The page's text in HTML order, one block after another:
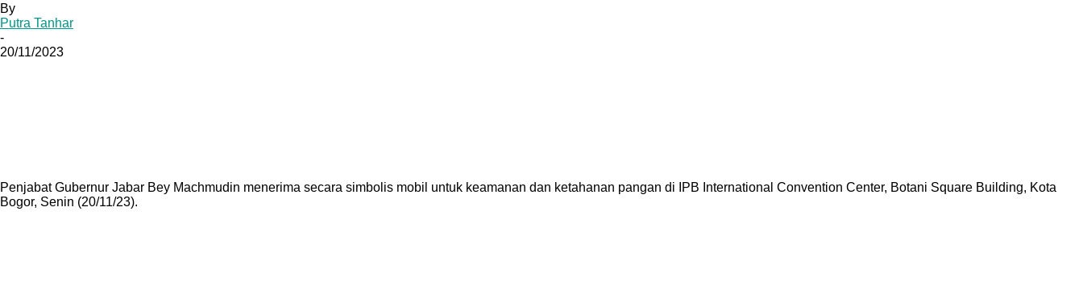
By
Putra Tanhar
-
20/11/2023
Penjabat Gubernur Jabar Bey Machmudin menerima secara simbolis mobil untuk keamanan dan ketahanan pangan di IPB International Convention Center, Botani Square Building, Kota
Bogor, Senin (20/11/23).